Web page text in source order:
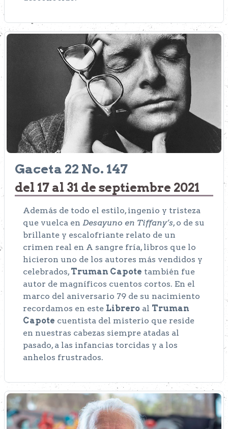
Gaceta 22 No. 147
del 17 al 31 de septiembre 2021
Además de todo el estilo, ingenio y tristeza
que vuelca en Desayuno en Tiffany’s, o de su
brillante y escalofriante relato de un
crimen real en A sangre fría, libros que lo
hicieron uno de los autores más vendidos y
celebrados, Truman Capote también fue
autor de magníficos cuentos cortos. En el
marco del aniversario 79 de su nacimiento
recordamos en este Librero al Truman
Capote cuentista del misterio que reside
en nuestras cabezas siempre atadas al
pasado, a las infancias torcidas y a los
anhelos frustrados.